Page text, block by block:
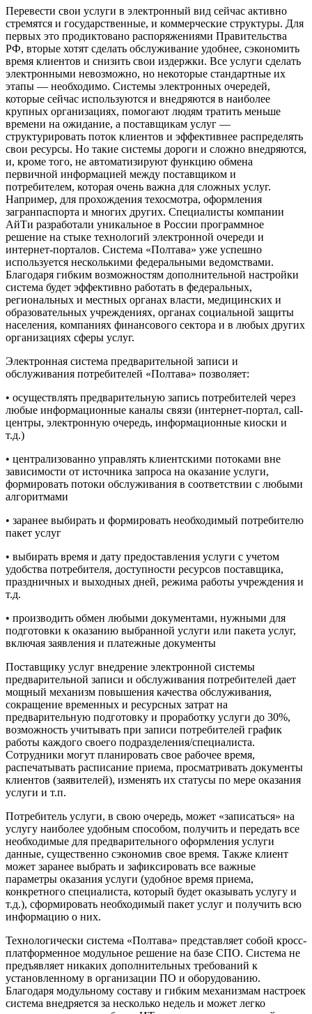
Перевести свои услуги в электронный вид сейчас активно
стремятся и государственные, и коммерческие структуры. Для
первых это продиктовано распоряжениями Правительства
РФ, вторые хотят сделать обслуживание удобнее, сэкономить
время клиентов и снизить свои издержки. Все услуги сделать
электронными невозможно, но некоторые стандартные их
этапы — необходимо. Системы электронных очередей,
которые сейчас используются и внедряются в наиболее
крупных организациях, помогают людям тратить меньше
времени на ожидание, а поставщикам услуг —
структурировать поток клиентов и эффективнее распределять
свои ресурсы. Но такие системы дороги и сложно внедряются,
и, кроме того, не автоматизируют функцию обмена
первичной информацией между поставщиком и
потребителем, которая очень важна для сложных услуг.
Например, для прохождения техосмотра, оформления
загранпаспорта и многих других. Специалисты компании
АйТи разработали уникальное в России программное
решение на стыке технологий электронной очереди и
интернет-порталов. Система «Полтава» уже успешно
используется несколькими федеральными ведомствами.
Благодаря гибким возможностям дополнительной настройки
система будет эффективно работать в федеральных,
региональных и местных органах власти, медицинских и
образовательных учреждениях, органах социальной защиты
населения, компаниях финансового сектора и в любых других
организациях сферы услуг.
Электронная система предварительной записи и
обслуживания потребителей «Полтава» позволяет:
• осуществлять предварительную запись потребителей через
любые информационные каналы связи (интернет-портал, call-
центры, электронную очередь, информационные киоски и
т.д.)
• централизованно управлять клиентскими потоками вне
зависимости от источника запроса на оказание услуги,
формировать потоки обслуживания в соответствии с любыми
алгоритмами
• заранее выбирать и формировать необходимый потребителю
пакет услуг
• выбирать время и дату предоставления услуги с учетом
удобства потребителя, доступности ресурсов поставщика,
праздничных и выходных дней, режима работы учреждения и
т.д.
• производить обмен любыми документами, нужными для
подготовки к оказанию выбранной услуги или пакета услуг,
включая заявления и платежные документы
Поставщику услуг внедрение электронной системы
предварительной записи и обслуживания потребителей дает
мощный механизм повышения качества обслуживания,
сокращение временных и ресурсных затрат на
предварительную подготовку и проработку услуги до 30%,
возможность учитывать при записи потребителей график
работы каждого своего подразделения/специалиста.
Сотрудники могут планировать свое рабочее время,
распечатывать расписание приема, просматривать документы
клиентов (заявителей), изменять их статусы по мере оказания
услуги и т.п.
Потребитель услуги, в свою очередь, может «записаться» на
услугу наиболее удобным способом, получить и передать все
необходимые для предварительного оформления услуги
данные, существенно сэкономив свое время. Также клиент
может заранее выбрать и зафиксировать все важные
параметры оказания услуги (удобное время приема,
конкретного специалиста, который будет оказывать услугу и
т.д.), сформировать необходимый пакет услуг и получить всю
информацию о них.
Технологически система «Полтава» представляет собой кросс-
платформенное модульное решение на базе СПО. Система не
предъявляет никаких дополнительных требований к
установленному в организации ПО и оборудованию.
Благодаря модульному составу и гибким механизмам настроек
система внедряется за несколько недель и может легко